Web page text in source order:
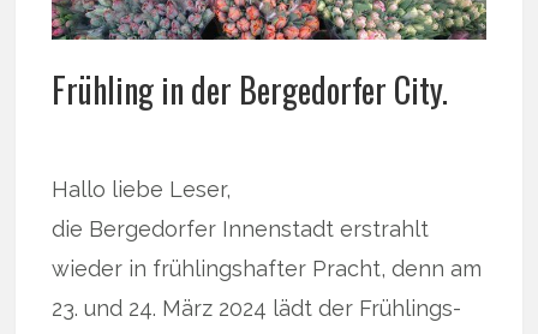
Frühling in der Bergedorfer City.
Hallo liebe Leser,
die Bergedorfer Innenstadt erstrahlt
wieder in frühlingshafter Pracht, denn am
23. und 24. März 2024 lädt der Frühlings-